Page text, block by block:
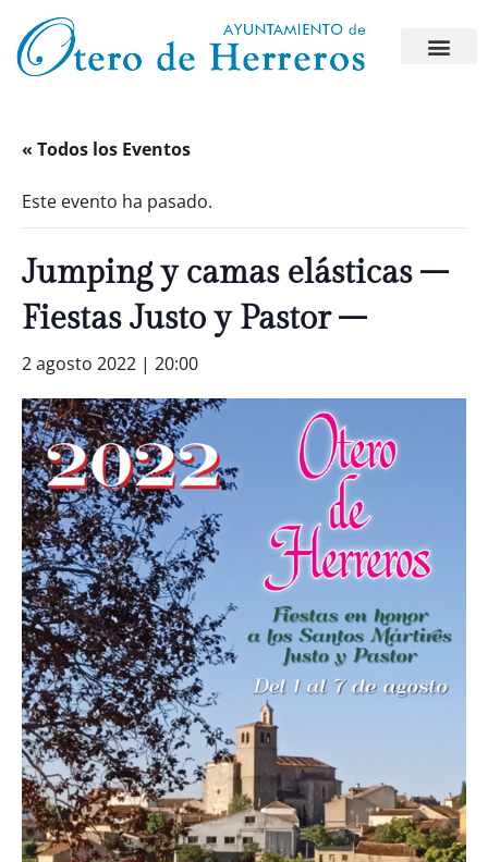
« Todos los Eventos
Este evento ha pasado.
Jumping y camas elásticas –
Fiestas Justo y Pastor –
2 agosto 2022 | 20:00